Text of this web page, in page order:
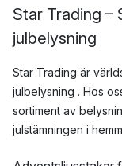
Star Trading –
julbelysning
Star Trading är
julbelysning . Hos
sortiment av
julstämningen i